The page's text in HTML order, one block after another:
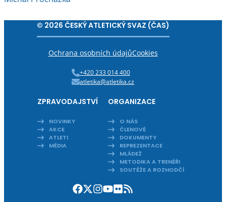
© 2026 ČESKÝ ATLETICKÝ SVAZ (ČAS)
Ochrana osobních údajůCookies
+420 233 014 400
atletika@atletika.cz
ZPRAVODAJSTVÍ
NOVINKY
AKCE
ATLETI
MÉDIA
ORGANIZACE
O NÁS
ČLENOVÉ
DOKUMENTY
REPREZENTACE
MLÁDEŽ
METODIKA A TRENÉŘI
SOUTĚŽE A ROZHODČÍ